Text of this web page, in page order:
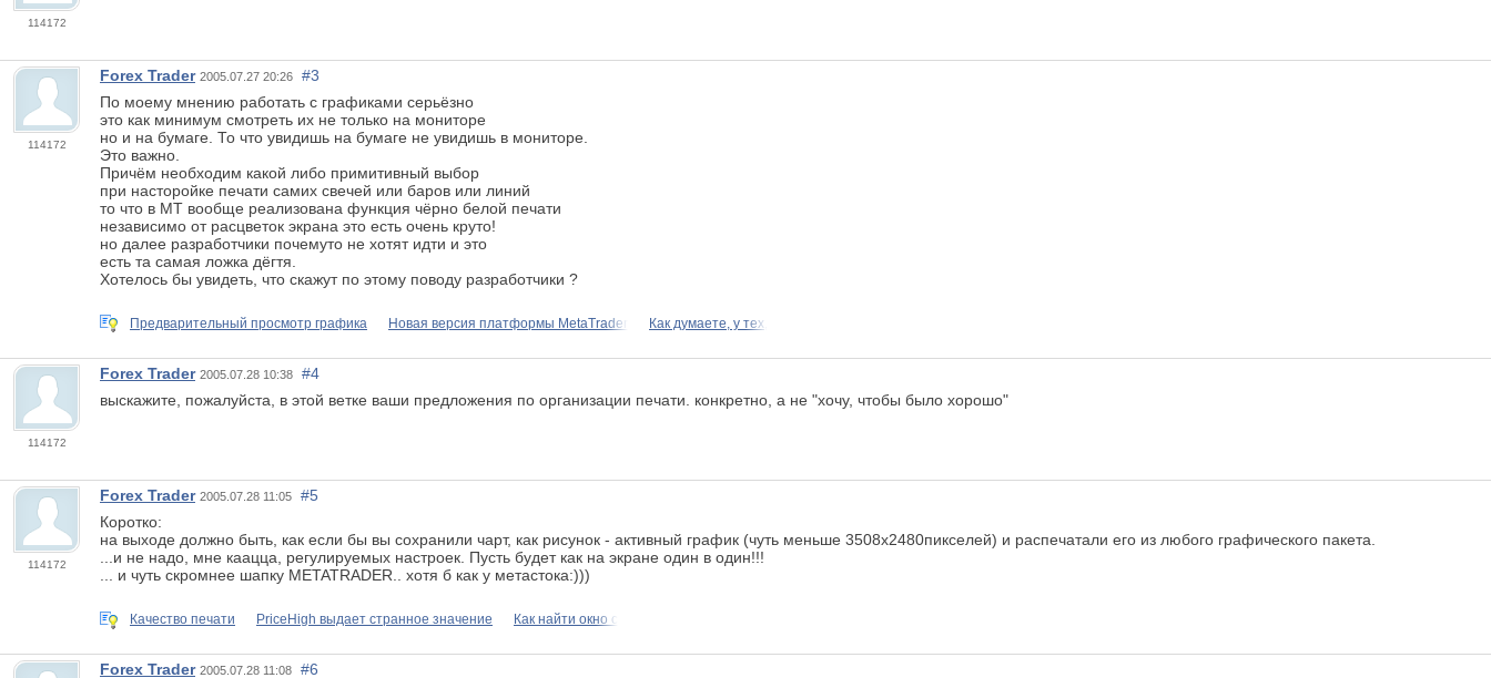
114172
114172
Forex Trader 2005.07.27 20:26
#3
По моему мнению работать с графиками серьёзно
это как минимум смотреть их не только на мониторе
но и на бумаге. То что увидишь на бумаге не увидишь в мониторе.
Это важно.
Причём необходим какой либо примитивный выбор
при насторойке печати самих свечей или баров или линий
то что в МТ вообще реализована функция чёрно белой печати
независимо от расцветок экрана это есть очень круто!
но далее разработчики почемуто не хотят идти и это
есть та самая ложка дёгтя.
Хотелось бы увидеть, что скажут по этому поводу разработчики ?
Предварительный просмотр графика Новая версия платформы MetaTrader Как думаете, у тех,
114172
Forex Trader 2005.07.28 10:38
#4
выскажите, пожалуйста, в этой ветке ваши предложения по организации печати. конкретно, а не "хочу, чтобы было хорошо"
114172
Forex Trader 2005.07.28 11:05
#5
Коротко:
на выходе должно быть, как если бы вы сохранили чарт, как рисунок - активный график (чуть меньше 3508х2480пикселей) и распечатали его из любого графического пакета.
...и не надо, мне каацца, регулируемых настроек. Пусть будет как на экране один в один!!!
... и чуть скромнее шапку METATRADER.. хотя б как у метастока:)))
Качество печати PriceHigh выдает странное значение Как найти окно с
Forex Trader 2005.07.28 11:08 #6